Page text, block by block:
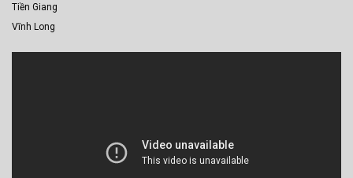
Tiền Giang
Vĩnh Long